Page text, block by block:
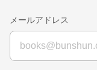
メールアドレス